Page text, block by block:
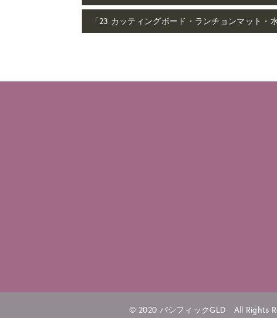
「23 カッティングボード・ランチョンマット・
© 2020 パシフィックGLD All Rights